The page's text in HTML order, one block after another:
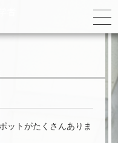
ットがたくさんありま